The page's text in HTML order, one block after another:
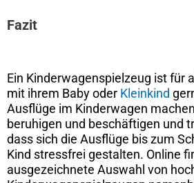
Fazit
Ein Kinderwagenspielzeug ist für
mit ihrem Baby oder Kleinkind
Ausflüge im Kinderwagen
beruhigen und beschäftigen und
dass sich die Ausflüge bis zum
Kind stressfrei gestalten. Online
ausgezeichnete Auswahl von